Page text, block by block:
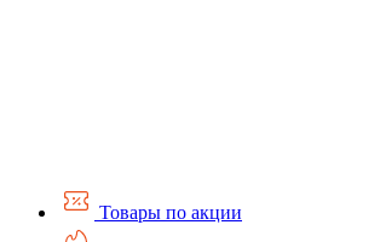
Товары по акции